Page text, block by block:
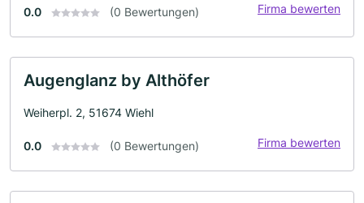
0.0 (0 Bewertungen) Firma bewerten
Augenglanz by Althöfer
Weiherpl. 2, 51674 Wiehl
0.0 (0 Bewertungen) Firma bewerten